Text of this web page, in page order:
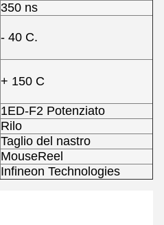
350 ns
- 40 C.
+ 150 C
1ED-F2 Potenziato
Rilo
Taglio del nastro
MouseReel
Infineon Technologies